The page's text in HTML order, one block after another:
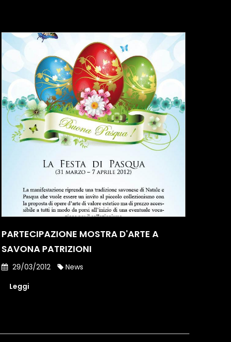
PARTECIPAZIONE MOSTRA D'ARTE A
SAVONA PATRIZIONI
29/03/2012
News
Leggi